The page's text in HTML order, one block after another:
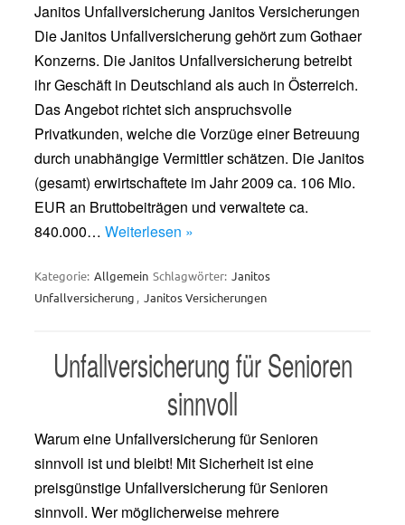
Janitos Unfallversicherung Janitos Versicherungen
Die Janitos Unfallversicherung gehört zum Gothaer
Konzerns. Die Janitos Unfallversicherung betreibt
ihr Geschäft in Deutschland als auch in Österreich.
Das Angebot richtet sich anspruchsvolle
Privatkunden, welche die Vorzüge einer Betreuung
durch unabhängige Vermittler schätzen. Die Janitos
(gesamt) erwirtschaftete im Jahr 2009 ca. 106 Mio.
EUR an Bruttobeiträgen und verwaltete ca.
840.000… Weiterlesen »
Kategorie: Allgemein Schlagwörter: Janitos
Unfallversicherung , Janitos Versicherungen
Unfallversicherung für Senioren
sinnvoll
Warum eine Unfallversicherung für Senioren
sinnvoll ist und bleibt! Mit Sicherheit ist eine
preisgünstige Unfallversicherung für Senioren
sinnvoll. Wer möglicherweise mehrere